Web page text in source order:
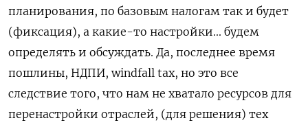
планирования, по базовым налогам так и будет
(фиксация), а какие-то настройки... будем
определять и обсуждать. Да, последнее время
пошлины, НДПИ, windfall tax, но это все
следствие того, что нам не хватало ресурсов для
перенастройки отраслей, (для решения) тех